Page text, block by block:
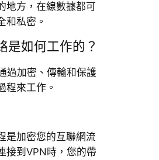
地方，在線數據都可
和私密。
是如何工作的？
過加密、傳輸和保護
程來工作。
是加密您的互聯網流
接到VPN時，您的帶